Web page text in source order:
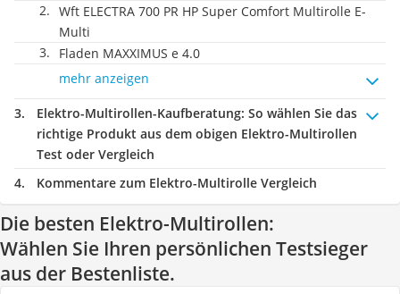
Wft ELECTRA 700 PR HP Super Comfort Multirolle E-
Multi
Fladen MAXXIMUS e 4.0
mehr anzeigen
Elektro-Multirollen-Kaufberatung: So wählen Sie das
richtige Produkt aus dem obigen Elektro-Multirollen
Test oder Vergleich
Kommentare zum Elektro-Multirolle Vergleich
Die besten Elektro-Multirollen:
Wählen Sie Ihren persönlichen Testsieger
aus der Bestenliste.